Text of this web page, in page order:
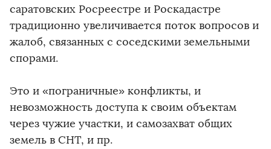
саратовских Росреестре и Роскадастре
традиционно увеличивается поток вопросов и
жалоб, связанных с соседскими земельными
спорами.
Это и «пограничные» конфликты, и
невозможность доступа к своим объектам
через чужие участки, и самозахват общих
земель в СНТ, и пр.